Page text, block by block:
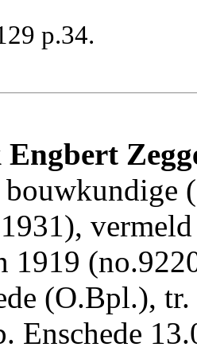
p.34.
1919
(O.Bpl.),
Enschede